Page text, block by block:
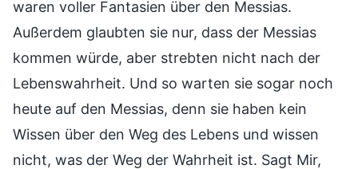
waren voller Fantasien über den Messias.
Außerdem glaubten sie nur, dass der Messias
kommen würde, aber strebten nicht nach der
Lebenswahrheit. Und so warten sie sogar noch
heute auf den Messias, denn sie haben kein
Wissen über den Weg des Lebens und wissen
nicht, was der Weg der Wahrheit ist. Sagt Mir,